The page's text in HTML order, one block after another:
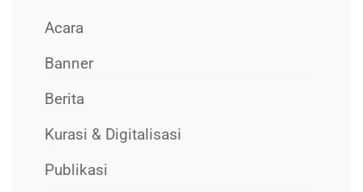
Acara
Banner
Berita
Kurasi & Digitalisasi
Publikasi